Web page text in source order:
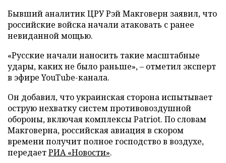
Бывший аналитик ЦРУ Рэй Макговерн заявил, что
российские войска начали атаковать с ранее
невиданной мощью.
«Русские начали наносить такие масштабные
удары, каких не было раньше», – отметил эксперт
в эфире YouTube-канала.
Он добавил, что украинская сторона испытывает
острую нехватку систем противовоздушной
обороны, включая комплексы Patriot. По словам
Макговерна, российская авиация в скором
времени получит полное господство в воздухе,
передаетРИА «Новости».